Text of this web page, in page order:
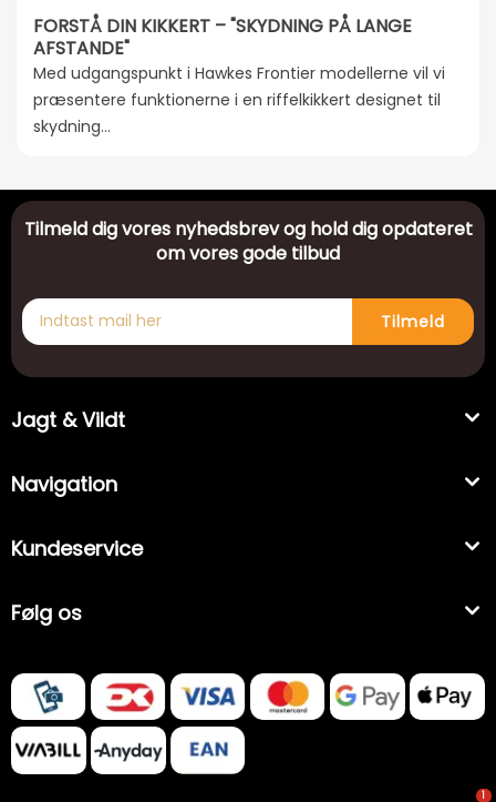
FORSTÅ DIN KIKKERT – "SKYDNING PÅ LANGE
AFSTANDE"
Med udgangspunkt i Hawkes Frontier modellerne vil vi
præsentere funktionerne i en riffelkikkert designet til
skydning...
Tilmeld dig vores nyhedsbrev og hold dig opdateret
om vores gode tilbud
Tilmeld
Jagt & Vildt
Navigation
Kundeservice
Følg os
1